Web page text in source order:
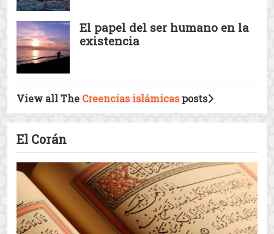
todos los mun ...
Algunas de las nobles
cualidades de carácter del
Profeta Muhammad – 2
Las cualidades del Profeta
Muhammad – parte 1
el rey Nabucondonosor
El papel del ser humano en la
existencia